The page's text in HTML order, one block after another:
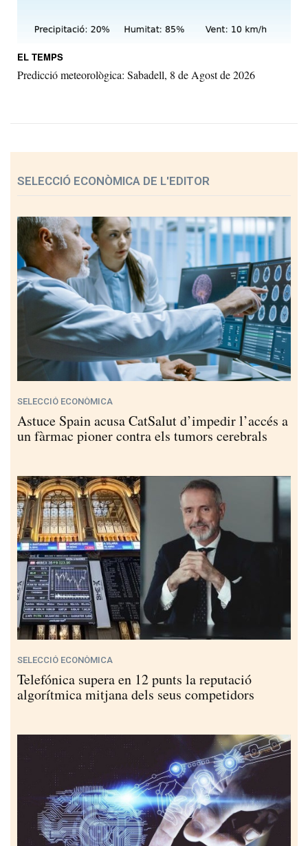
EL TEMPS
Predicció meteorològica: Sabadell, 8 de Agost de 2026
SELECCIÓ ECONÒMICA DE L'EDITOR
SELECCIÓ ECONÒMICA
Astuce Spain acusa CatSalut d’impedir l’accés a
un fàrmac pioner contra els tumors cerebrals
SELECCIÓ ECONÒMICA
Telefónica supera en 12 punts la reputació
algorítmica mitjana dels seus competidors